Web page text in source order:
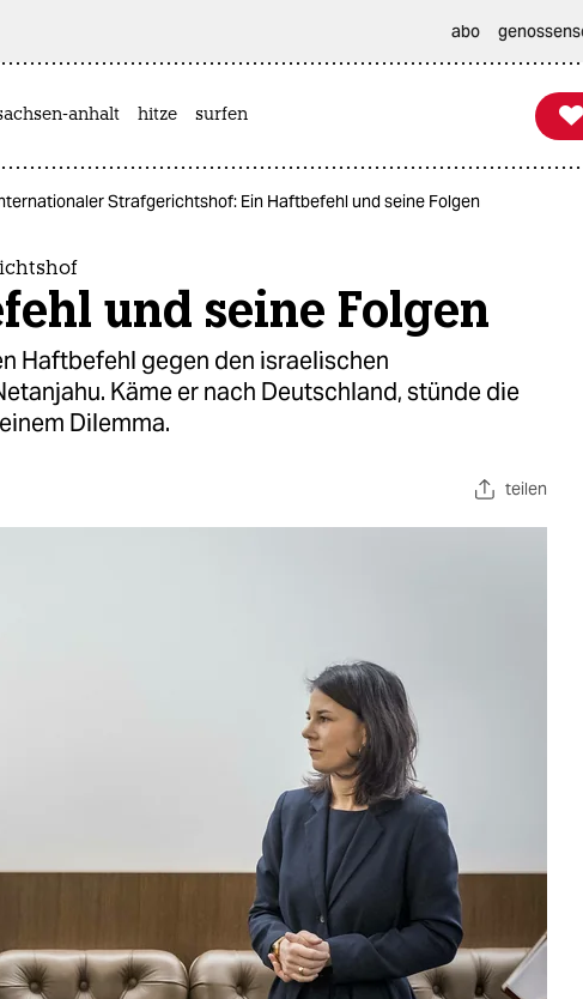
abo
anhalt hitze surfen 
Strafgerichtshof: Ein Haftbefehl und seine Folgen
und seine Folgen
Haftbefehl gegen den israelischen
Käme er nach Deutschland, stünde die
Dilemma.
teilen